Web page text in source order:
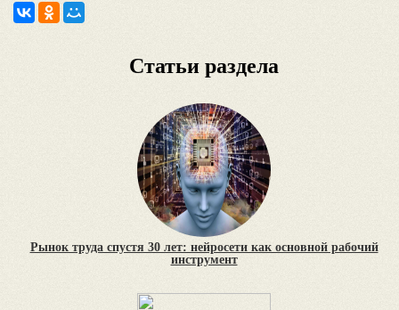
Статьи раздела
Рынок труда спустя 30 лет: нейросети как основной рабочий
инструмент